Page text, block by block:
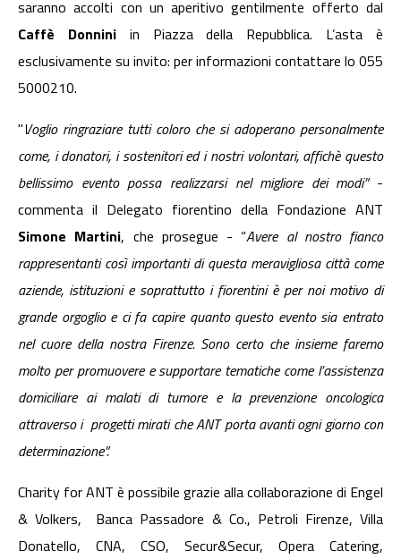
saranno accolti con un aperitivo gentilmente offerto dal
Caffè Donnini in Piazza della Repubblica. L’asta è
esclusivamente su invito: per informazioni contattare lo 055
5000210.
"Voglio ringraziare tutti coloro che si adoperano personalmente
come, i donatori, i sostenitori ed i nostri volontari, affichè questo
bellissimo evento possa realizzarsi nel migliore dei modi”-
commenta il Delegato fiorentino della Fondazione ANT
Simone Martini, che prosegue - “Avere al nostro fianco
rappresentanti così importanti di questa meravigliosa città come
aziende, istituzioni e soprattutto i fiorentini è per noi motivo di
grande orgoglio e ci fa capire quanto questo evento sia entrato
nel cuore della nostra Firenze. Sono certo che insieme faremo
molto per promuovere e supportare tematiche come l’assistenza
domiciliare ai malati di tumore e la prevenzione oncologica
attraverso i progetti mirati che ANT porta avanti ogni giorno con
determinazione”.
Charity for ANT è possibile grazie alla collaborazione di Engel
& Volkers, Banca Passadore & Co., Petroli Firenze, Villa
Donatello, CNA, CSO, Secur&Secur, Opera Catering,